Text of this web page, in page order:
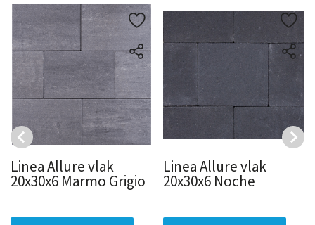
Linea Allure vlak
20x30x6 Marmo Grigio
Linea Allure vlak
20x30x6 Noche